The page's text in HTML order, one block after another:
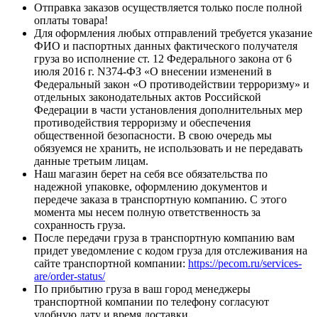
Отправка заказов осуществляется только после полной
оплаты товара!
Для оформления любых отправлений требуется указание
ФИО и паспортных данных фактического получателя
груза во исполнение ст. 12 Федерального закона от 6
июля 2016 г. N374-ФЗ «О внесении изменений в
Федеральный закон «О противодействии терроризму» и
отдельных законодательных актов Российской
Федерации в части установления дополнительных мер
противодействия терроризму и обеспечения
общественной безопасности. В свою очередь мы
обязуемся не хранить, не использовать и не передавать
данные третьим лицам.
Наш магазин берет на себя все обязательства по
надежной упаковке, оформлению документов и
передече заказа в транспортную компанию. С этого
момента мы несем полную ответственность за
сохранность груза.
После передачи груза в транспортную компанию вам
придет уведомление с кодом груза для отслеживания на
сайте транспортной компании: https://pecom.ru/services-
are/order-status/
По прибытию груза в ваш город менеджеры
транспортной компании по телефону согласуют
удобную дату и время доставки.